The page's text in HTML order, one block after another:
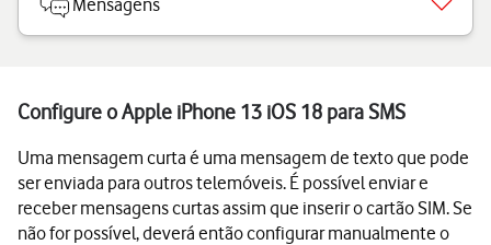
Mensagens
Configure o Apple iPhone 13 iOS 18 para SMS
Uma mensagem curta é uma mensagem de texto que pode
ser enviada para outros telemóveis. É possível enviar e
receber mensagens curtas assim que inserir o cartão SIM. Se
não for possível, deverá então configurar manualmente o